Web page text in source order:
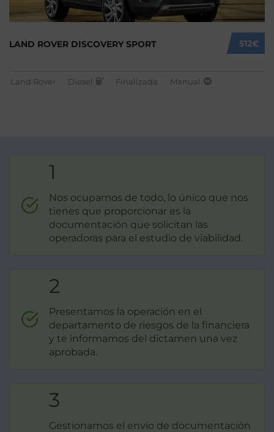
512€
LAND ROVER DISCOVERY SPORT
Land Rover Diesel Finalizada Manual
1
Nos ocupamos de todo, lo único que nos
tienes que proporcionar es la
documentación que solicitan las
operadoras para el estudio de viabilidad.
2
Presentamos la operación en el
departamento de riesgos de la financiera
y te informamos del dictamen una vez
aprobada.
3
Gestionamos el envío de documentación